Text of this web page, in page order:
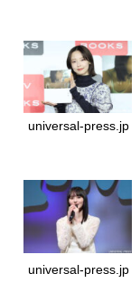
universal-press.jp
universal-press.jp